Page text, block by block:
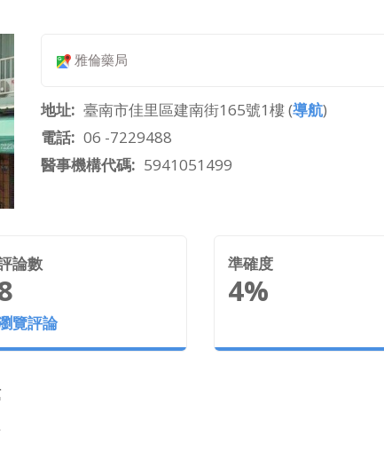
整形外科
雅倫藥局
地址 臺南市佳里區建南街165號1樓 (導航)
電話
06 -7229488
醫事機構代碼
5941051499
論數
覽評論
準確度
4%